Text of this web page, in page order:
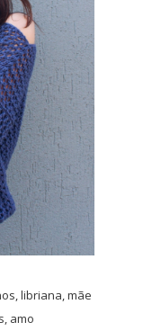
libriana, mãe
amo